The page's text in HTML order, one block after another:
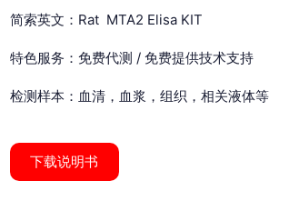
简索英文：Rat MTA2 Elisa KIT
特色服务：免费代测 / 免费提供技术支持
检测样本：血清，血浆，组织，相关液体等
下载说明书